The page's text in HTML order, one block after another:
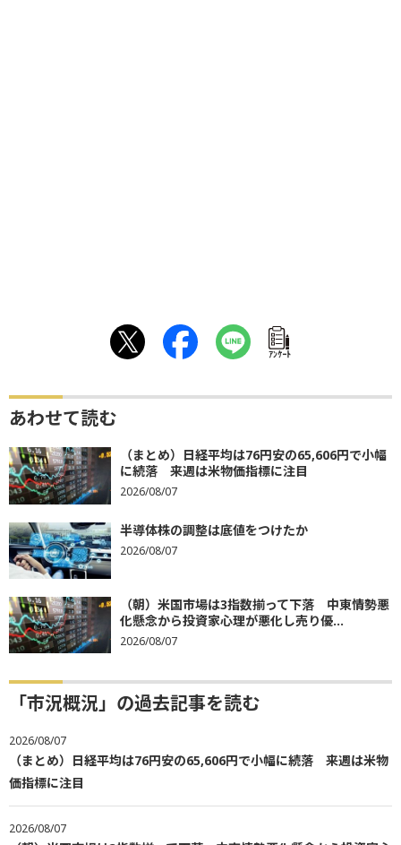
ｱﾝｹｰﾄ
あわせて読む
（まとめ）日経平均は76円安の65,606円で小幅
に続落 来週は米物価指標に注目
2026/08/07
半導体株の調整は底値をつけたか
2026/08/07
（朝）米国市場は3指数揃って下落 中東情勢悪
化懸念から投資家心理が悪化し売り優...
2026/08/07
「市況概況」の過去記事を読む
2026/08/07
（まとめ）日経平均は76円安の65,606円で小幅に続落 来週は米物
価指標に注目
2026/08/07